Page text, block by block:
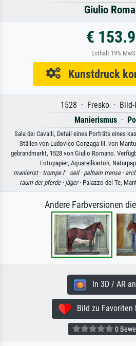
Giulio
€
Enthält 19%
Kunstdruck
1528 · Fresko · Bild-
Manierismus·
Sala dei Cavalli, Detail eines Porträts eines
Ställen von Ludovico Gonzaga III. von
gebrandmarkt, 1528 von Giulio Romano.
Fotopapier, Aquarellkarton,
manierist · trompe l' · oeil · pelham trense ·
raum der pferde · jäger· Palazzo del Te,
Andere Farbversionen
In 3D / AR
Bild zu Favoriten
0